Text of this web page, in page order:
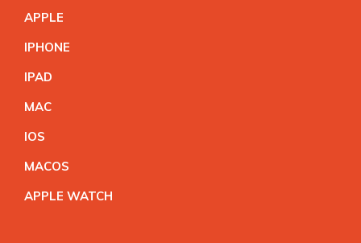
APPLE
IPHONE
IPAD
MAC
IOS
MACOS
APPLE WATCH